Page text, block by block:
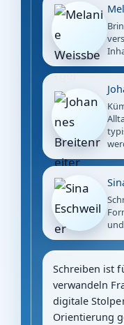
Schreiben ist
verwandeln
digitale
Orientierung